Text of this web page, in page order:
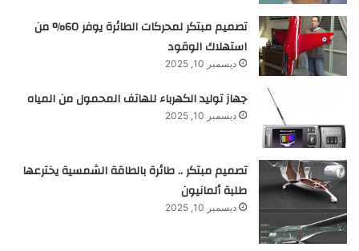
تصميم مبتكر لمحركات الطائرة يوفر 60% من
استهلاك الوقود
ديسمبر 10, 2025
جهاز توليد الكهرباء للهاتف المحمول من المياه
ديسمبر 10, 2025
تصميم مبتكر .. طائرة بالطاقة الشمسية يخترعها
طلبة ألمانيون
ديسمبر 10, 2025